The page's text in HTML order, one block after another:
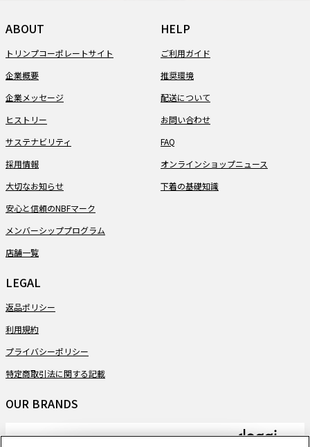
ABOUT
トリンプコーポレートサイト
企業概要
企業メッセージ
ヒストリー
サステナビリティ
採用情報
大切なお知らせ
安心と信頼のNBFマーク
メンバーシッププログラム
店舗一覧
HELP
ご利用ガイド
推奨環境
配送について
お問い合わせ
FAQ
オンラインショップニュース
下着の基礎知識
LEGAL
返品ポリシー
利用規約
プライバシーポリシー
特定商取引法に関する記載
OUR BRANDS